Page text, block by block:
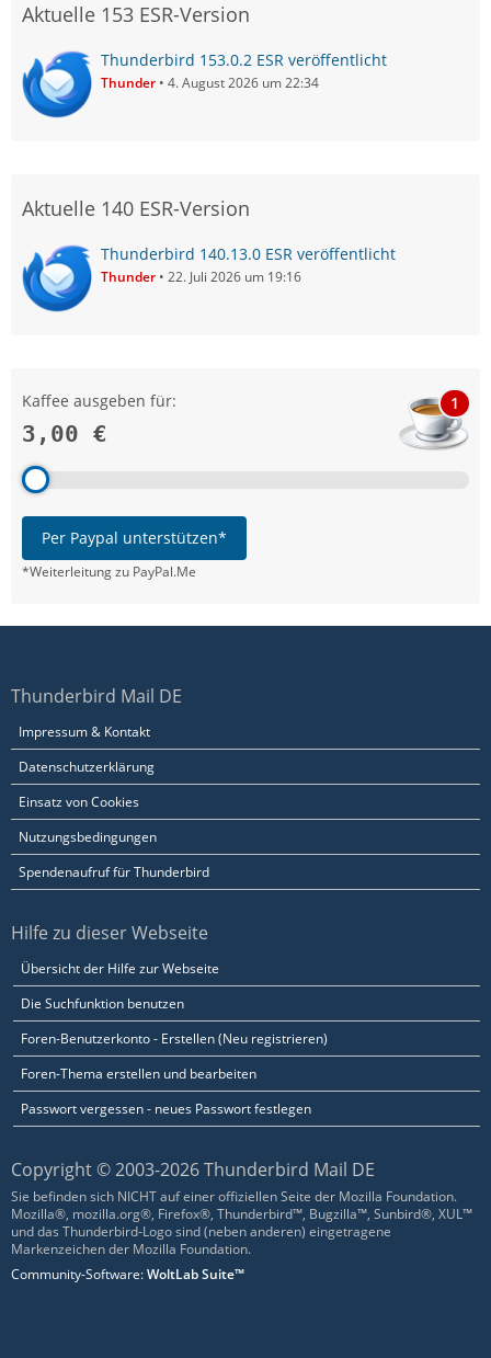
Aktuelle 153 ESR-Version
Thunderbird 153.0.2 ESR veröffentlicht
Thunder 4. August 2026 um 22:34
Aktuelle 140 ESR-Version
Thunderbird 140.13.0 ESR veröffentlicht
Thunder 22. Juli 2026 um 19:16
Kaffee ausgeben für:
3,00 €
1
Per Paypal unterstützen*
*Weiterleitung zu PayPal.Me
Thunderbird Mail DE
Impressum & Kontakt
Datenschutzerklärung
Einsatz von Cookies
Nutzungsbedingungen
Spendenaufruf für Thunderbird
Hilfe zu dieser Webseite
Übersicht der Hilfe zur Webseite
Die Suchfunktion benutzen
Foren-Benutzerkonto - Erstellen (Neu registrieren)
Foren-Thema erstellen und bearbeiten
Passwort vergessen - neues Passwort festlegen
Copyright © 2003-2026 Thunderbird Mail DE
Sie befinden sich NICHT auf einer offiziellen Seite der Mozilla Foundation.
Mozilla®, mozilla.org®, Firefox®, Thunderbird™, Bugzilla™, Sunbird®, XUL™
und das Thunderbird-Logo sind (neben anderen) eingetragene
Markenzeichen der Mozilla Foundation.
Community-Software:WoltLab Suite™